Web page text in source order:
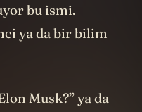
bu ismi.
ya da bir bilim
Musk?” ya da